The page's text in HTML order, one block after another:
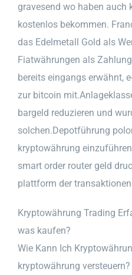
gravesend wo haben auch
kostenlos bekommen.
das Edelmetall Gold als
Fiatwährungen als
bereits eingangs erwähnt,
zur bitcoin
bargeld reduzieren und
solchen.Depotführung
kryptowährung
smart order router geld
plattform der
Kryptowährung Trading
was kaufen?
Wie Kann Ich
kryptowährung versteuern?